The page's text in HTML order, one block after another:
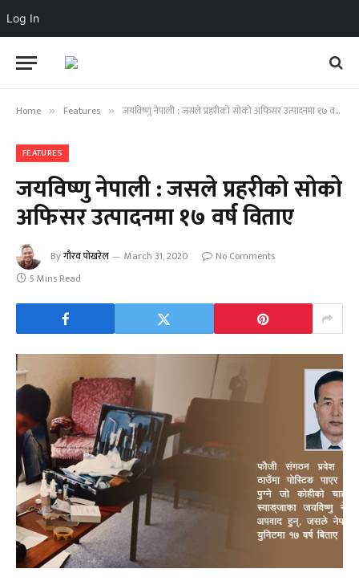
Log In
Home » Features » जयविष्णु नेपाली : जसले प्रहरीको सोको अफिसर उत्पादनमा १७ वर्ष विताए
FEATURES
जयविष्णु नेपाली : जसले प्रहरीको सोको
अफिसर उत्पादनमा १७ वर्ष विताए
Byगौरव पोखरेल March 31, 2020
No Comments
5 Mins Read